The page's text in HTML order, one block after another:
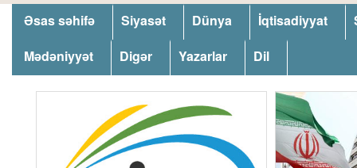
Əsas səhifə Siyasət Dünya İqtisadiyyat
Mədəniyyət
Digər Yazarlar Dil